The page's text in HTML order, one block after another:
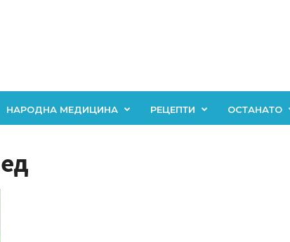
НАРОДНА МЕДИЦИНА РЕЦЕПТИ ОСТАНАТО